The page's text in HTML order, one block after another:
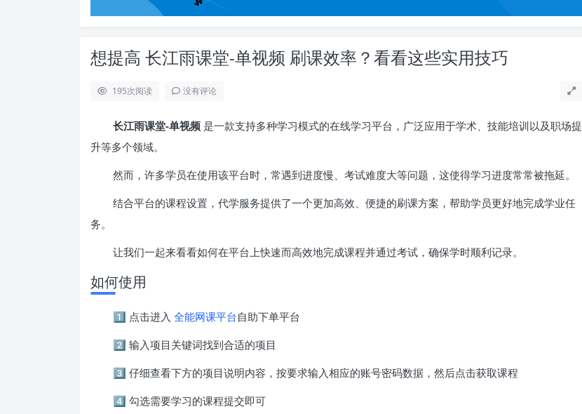
想提高 长江雨课堂-单视频 刷课效率？看看这些实用技巧
195次阅读 没有评论
长江雨课堂-单视频 是一款支持多种学习模式的在线学习平台，广泛应用于学术、技能培训以及职场提
升等多个领域。
然而，许多学员在使用该平台时，常遇到进度慢、考试难度大等问题，这使得学习进度常常被拖延。
结合平台的课程设置，代学服务提供了一个更加高效、便捷的刷课方案，帮助学员更好地完成学业任
务。
让我们一起来看看如何在平台上快速而高效地完成课程并通过考试，确保学时顺利记录。
如何使用
1️⃣ 点击进入 全能网课平台自助下单平台
2️⃣ 输入项目关键词找到合适的项目
3️⃣ 仔细查看下方的项目说明内容，按要求输入相应的账号密码数据，然后点击获取课程
4️⃣ 勾选需要学习的课程提交即可